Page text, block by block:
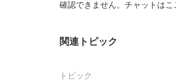
確認できません。チャットはこ
関連トピック
トピック